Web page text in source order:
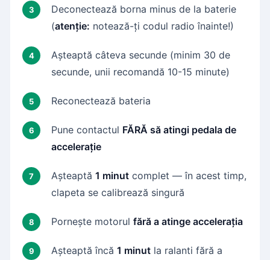
Deconectează borna minus de la baterie
(atenție: notează-ți codul radio înainte!)
Așteaptă câteva secunde (minim 30 de
secunde, unii recomandă 10-15 minute)
Reconectează bateria
Pune contactul FĂRĂ să atingi pedala de
accelerație
Așteaptă 1 minut complet — în acest timp,
clapeta se calibrează singură
Pornește motorul fără a atinge accelerația
Așteaptă încă 1 minut la ralanti fără a